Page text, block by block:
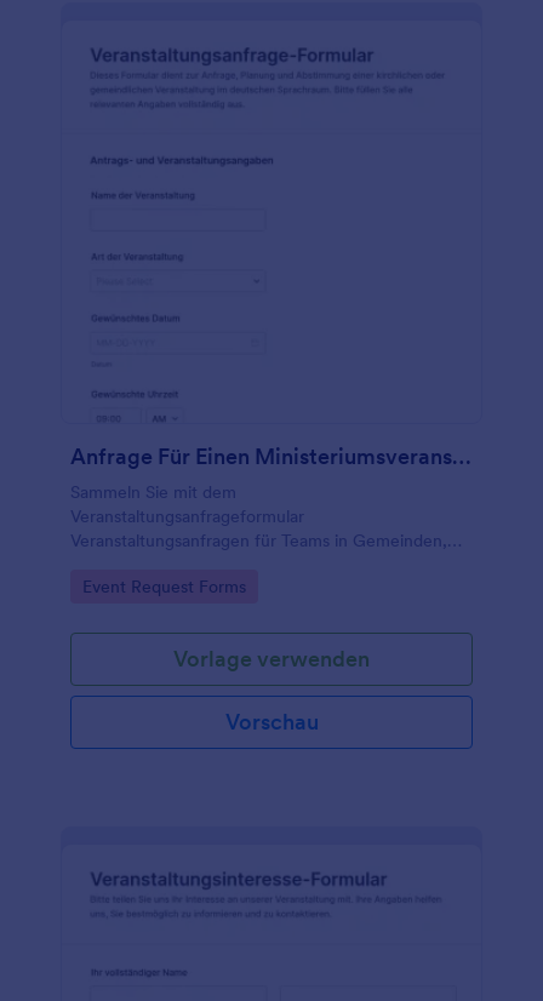
Anfrage Für Einen Ministeriumsveranstaltungs Termin
Sammeln Sie mit dem
Veranstaltungsanfrageformular
Veranstaltungsanfragen für Teams in Gemeinden,
Sie die data collection und Auswertung von
Go to Category:
Event Request Forms
Vorlage verwenden
Vorschau